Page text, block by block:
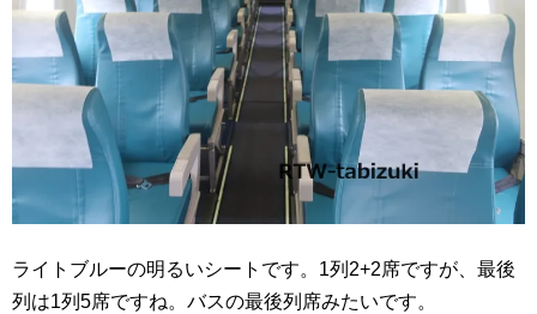
ライトブルーの明るいシートです。1列2+2席ですが、最後
列は1列5席ですね。バスの最後列席みたいです。